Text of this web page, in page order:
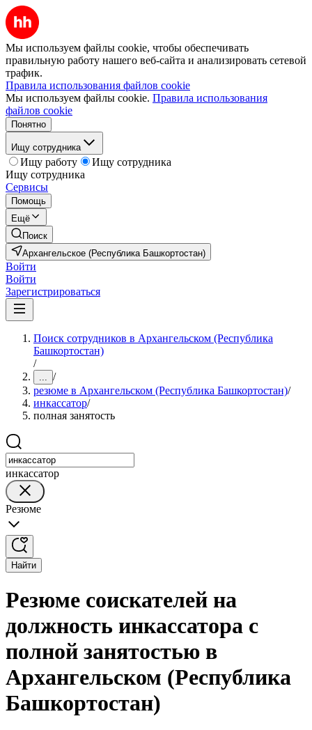
Мы используем файлы cookie, чтобы обеспечивать
правильную работу нашего веб-сайта и анализировать сетевой
трафик.
Правила использования файлов cookie
Мы используем файлы cookie. Правила использования
файлов cookie
Понятно
Ищу сотрудника
Ищу работу
Ищу сотрудника
Ищу сотрудника
Сервисы
Помощь
Ещё
Поиск
Архангельское (Республика Башкортостан)
Войти
Войти
Зарегистрироваться
Поиск сотрудников в Архангельском (Республика
Башкортостан)
/
... /
резюме в Архангельском (Республика Башкортостан)/
инкассатор/
полная занятость
инкассатор
Резюме
Найти
Резюме соискателей на
должность инкассатора с
полной занятостью в
Архангельском (Республика
Башкортостан)